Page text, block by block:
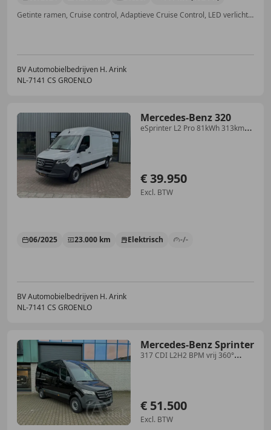
Getinte ramen, Cruise control, Adaptieve Cruise Control, LED verlichting, Alarm, Vermoeidheidsdetectie, ABS, Elektrisch verstelbare buitenspiegels
BV Automobielbedrijven H. Arink
NL-7141 CS GROENLO
Mercedes-Benz 320
eSprinter L2 Pro 81kWh 313km
€ 39.950
Excl. BTW
06/2025 23.000 km Elektrisch -/-
BV Automobielbedrijven H. Arink
NL-7141 CS GROENLO
Mercedes-Benz Sprinter
317 CDI L2H2 BPM vrij 360°
€ 51.500
Excl. BTW